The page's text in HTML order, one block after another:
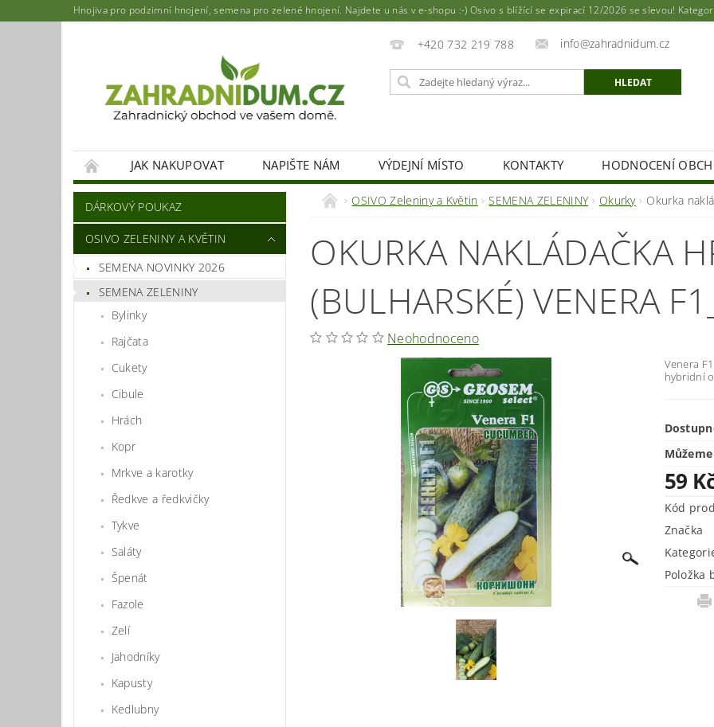
Hnojiva pro podzimní hnojení, semena pro zelené hnojení. Najdete u nás v e-shopu :-) Osivo s blížící se expirací 12/2026 se slevou! Kategorie
+420 732 219 788 info@zahradnidum.cz
JAK NAKUPOVAT NAPIŠTE NÁM VÝDEJNÍ MÍSTO KONTAKTY HODNOCENÍ
DÁRKOVÝ POUKAZ
OSIVO ZELENINY A KVĚTIN
SEMENA NOVINKY 2026
SEMENA ZELENINY
Bylinky
Rajčata
Cukety
Cibule
Hrách
Kopr
Mrkve a karotky
Ředkve a ředkvičky
Tykve
Saláty
Špenát
Fazole
Zelí
Jahodníky
Kapusty
Kedlubny
OSIVO Zeleniny a Květin SEMENA ZELENINY Okurky Okurka
OKURKA NAKLÁDAČKA
(BULHARSKÉ) VENERA
Neohodnoceno
Venera
hybridní
59
Kód
Značka
Položka